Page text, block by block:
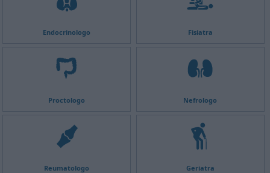
Endocrinologo Fisiatra
Proctologo Nefrologo
Reumatologo Geriatra